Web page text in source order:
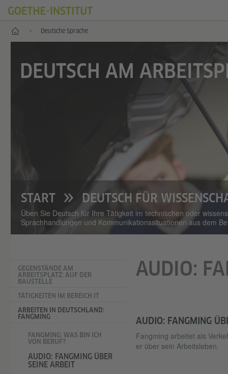
Start Deutsche Sprache
DEUTSCH AM
START DEUTSCH FÜR
Üben Sie Deutsch für Ihre Tätigkeit im technischen oder
Sprachhandlungen und Kommunikationssituationen aus dem
GEGENSTÄNDE AM
ARBEITSPLATZ: AUF DER
BAUSTELLE
TÄTIGKEITEN IM BEREICH IT
ARBEITEN IN DEUTSCHLAND:
FANGMING
FANGMING: WAS BIN ICH
VON BERUF?
AUDIO: FANGMING ÜBER
SEINE ARBEIT
AUDIO:
AUDIO: FANGMING
Fangming arbeitet als
er über sein Arbeitsleben.